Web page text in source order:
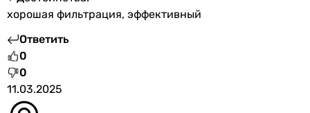
хорошая фильтрация, эффективный
Ответить
0
0
11.03.2025